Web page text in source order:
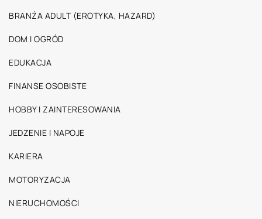
BRANŻA ADULT (EROTYKA, HAZARD)
DOM I OGRÓD
EDUKACJA
FINANSE OSOBISTE
HOBBY I ZAINTERESOWANIA
JEDZENIE I NAPOJE
KARIERA
MOTORYZACJA
NIERUCHOMOŚCI